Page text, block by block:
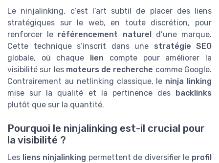
Le ninjalinking, c’est l’art subtil de placer des liens
stratégiques sur le web, en toute discrétion, pour
renforcer le référencement natureld’une marque.
Cette technique s’inscrit dans une stratégie SEO
globale, où chaque lien compte pour améliorer la
visibilité sur les moteurs de recherche comme Google.
Contrairement au netlinking classique, le ninja linking
mise sur la qualité et la pertinence des backlinks
plutôt que sur la quantité.
Pourquoi le ninjalinking est-il crucial pour
la visibilité ?
Les liens ninjalinking permettent de diversifier le profil